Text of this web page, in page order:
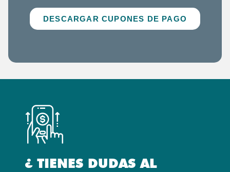
DESCARGAR CUPONES DE PAGO
¿ TIENES DUDAS AL